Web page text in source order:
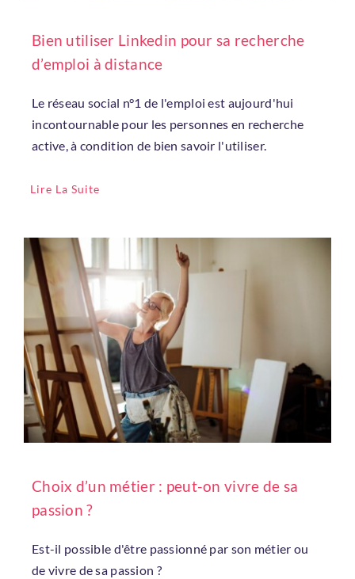
Bien utiliser Linkedin pour sa recherche
d’emploi à distance
Le réseau social n°1 de l'emploi est aujourd'hui
incontournable pour les personnes en recherche
active, à condition de bien savoir l'utiliser.
Lire La Suite
Choix d’un métier : peut-on vivre de sa
passion ?
Est-il possible d'être passionné par son métier ou
de vivre de sa passion ?